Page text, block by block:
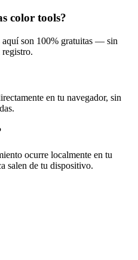
color tools?
aquí son 100% gratuitas — sin
registro.
en tu navegador, sin
ocurre localmente en tu
salen de tu dispositivo.